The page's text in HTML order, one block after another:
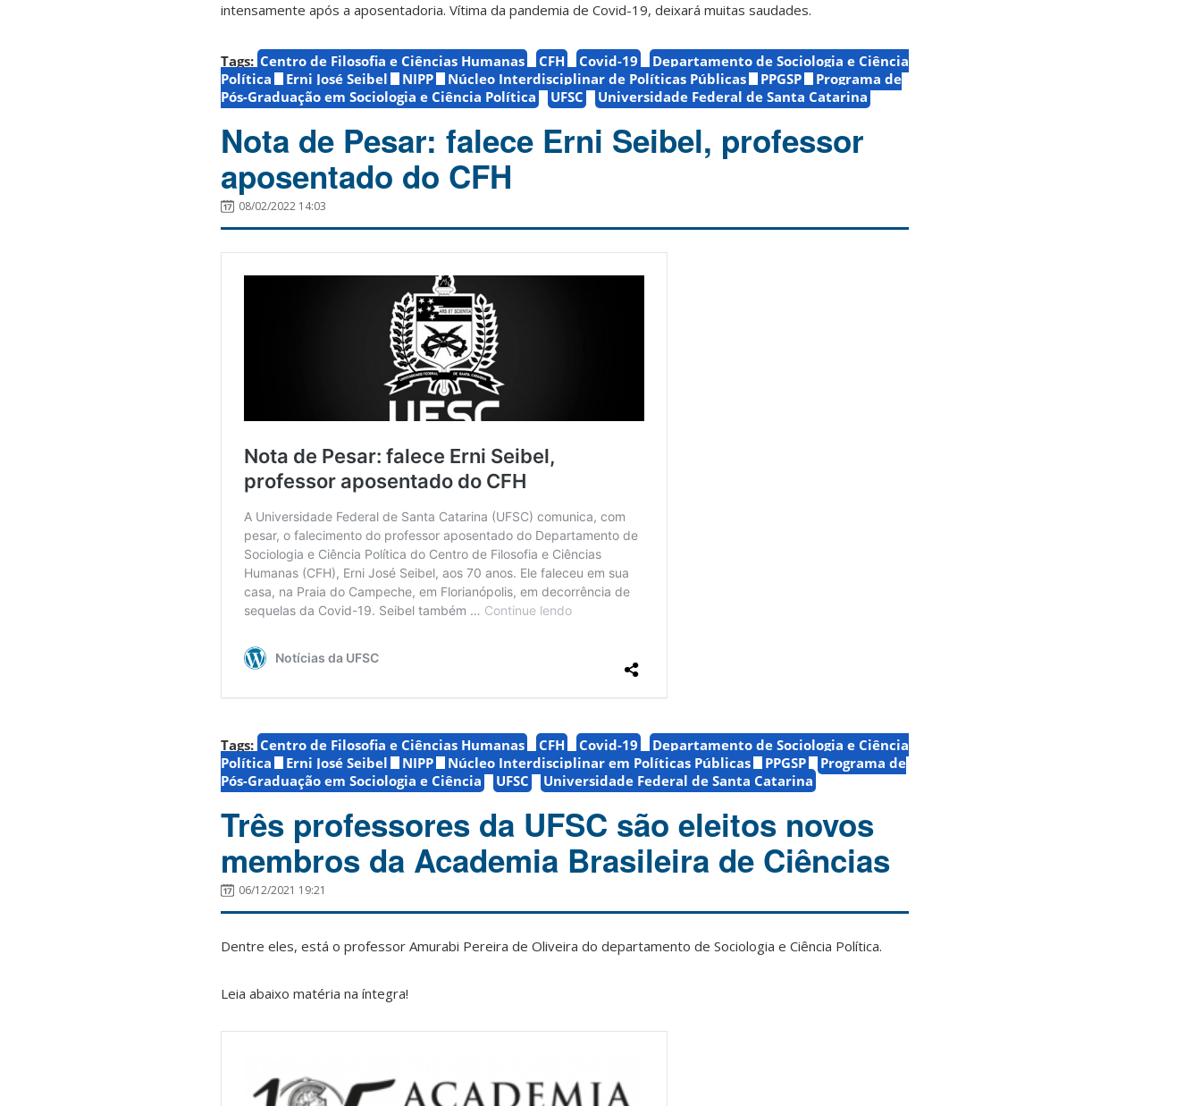
intensamente após a aposentadoria. Vítima da pandemia de Covid-19, deixará muitas saudades.
Tags: Centro de Filosofia e Ciências Humanas CFH Covid-19
Departamento de Sociologia e Ciência
Política
Erni José Seibel NIPP Núcleo Interdisciplinar de Políticas Públicas PPGSP
Programa de
Pós-Graduação em Sociologia e Ciência Política
UFSC Universidade Federal de Santa Catarina
Nota de Pesar: falece Erni Seibel, professor
aposentado do CFH
08/02/2022 14:03
Tags: Centro de Filosofia e Ciências Humanas CFH Covid-19
Departamento de Sociologia e Ciência
Política
Erni José Seibel NIPP Núcleo Interdisciplinar em Políticas Públicas PPGSP
Programa de
Pós-Graduação em Sociologia e Ciência
UFSC Universidade Federal de Santa Catarina
Três professores da UFSC são eleitos novos
membros da Academia Brasileira de Ciências
06/12/2021 19:21
Dentre eles, está o professor Amurabi Pereira de Oliveira do departamento de Sociologia e Ciência Política.
Leia abaixo matéria na íntegra!